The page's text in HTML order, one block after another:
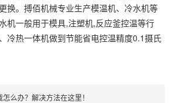
换。搏佰机械专业生产模温机、冷水机等
机一般用于模具,注塑机,反应釜控温等行
冷热一体机做到节能省电控温精度0.1摄氏
么办？解决方法在这里！